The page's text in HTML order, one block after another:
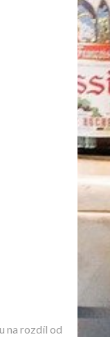
na rozdíl od